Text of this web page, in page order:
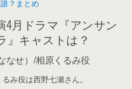
？まとめ
4月ドラマ『アンサン
』キャストは？
なせ）/相原くるみ役
み役は西野七瀬さん。